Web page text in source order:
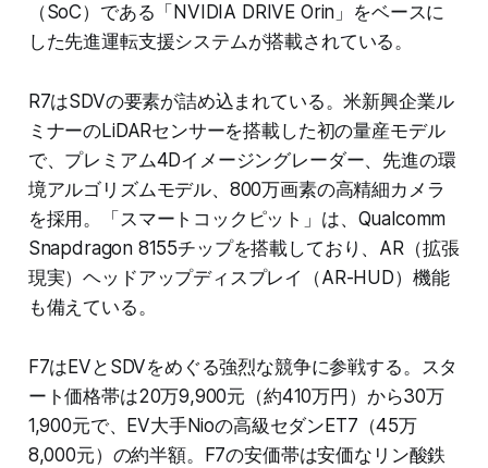
（SoC）である「NVIDIA DRIVE Orin」をベースに
した先進運転支援システムが搭載されている。
R7はSDVの要素が詰め込まれている。米新興企業ル
ミナーのLiDARセンサーを搭載した初の量産モデル
で、プレミアム4Dイメージングレーダー、先進の環
境アルゴリズムモデル、800万画素の高精細カメラ
を採用。「スマートコックピット」は、Qualcomm
Snapdragon 8155チップを搭載しており、AR（拡張
現実）ヘッドアップディスプレイ（AR-HUD）機能
も備えている。
F7はEVとSDVをめぐる強烈な競争に参戦する。スタ
ート価格帯は20万9,900元（約410万円）から30万
1,900元で、EV大手Nioの高級セダンET7（45万
8,000元）の約半額。F7の安価帯は安価なリン酸鉄